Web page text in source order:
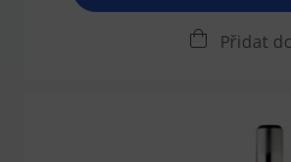
Přidat